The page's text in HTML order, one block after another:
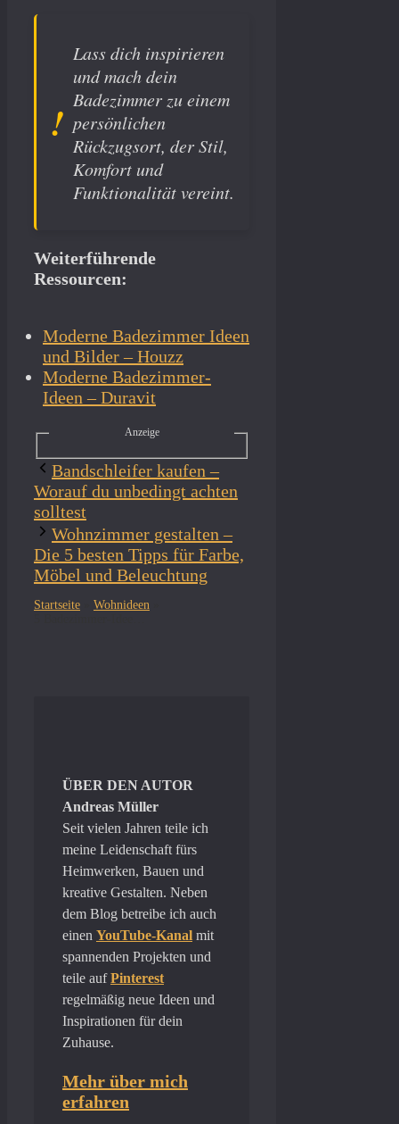
Lass dich inspirieren
und mach dein
Badezimmer zu einem
persönlichen
Rückzugsort, der Stil,
Komfort und
Funktionalität vereint.
Weiterführende
Ressourcen:
Moderne Badezimmer Ideen
und Bilder – Houzz
Moderne Badezimmer-
Ideen – Duravit
Anzeige
Bandschleifer kaufen –
Worauf du unbedingt achten
solltest
Wohnzimmer gestalten –
Die 5 besten Tipps für Farbe,
Möbel und Beleuchtung
Startseite Wohnideen
ÜBER DEN AUTOR
Andreas Müller
Seit vielen Jahren teile ich
meine Leidenschaft fürs
Heimwerken, Bauen und
kreative Gestalten. Neben
dem Blog betreibe ich auch
einen YouTube-Kanal mit
spannenden Projekten und
teile aufPinterest
regelmäßig neue Ideen und
Inspirationen für dein
Zuhause.
Mehr über mich
erfahren